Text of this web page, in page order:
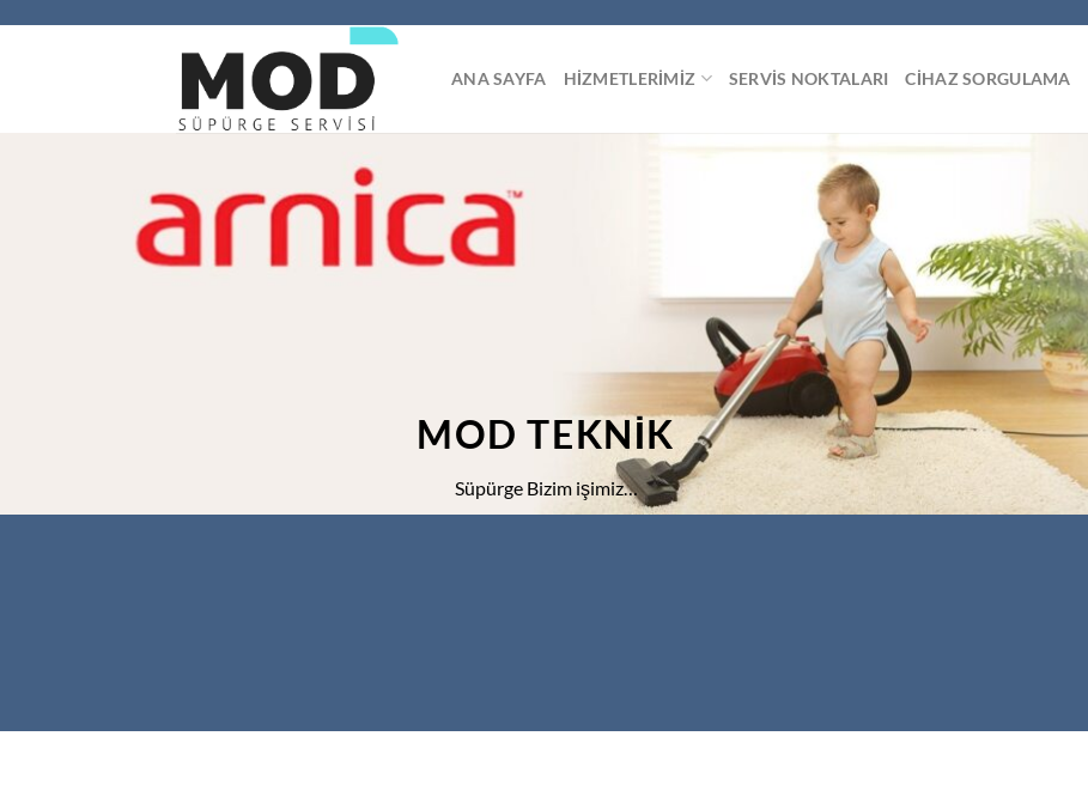
ANA SAYFA HIZMETLERIMIZ SERVIS NOKTALARI CIHAZ SORGULAMA
MOD TEKNİK
Süpürge Bizim işimiz…